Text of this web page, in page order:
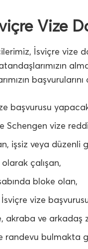
Vize
İsviçre vize
başvurusu
Schengen vize
işsiz veya düzenli
çalışan,
bloke olan,
vize
akraba ve arkadaş
randevu bulmakta